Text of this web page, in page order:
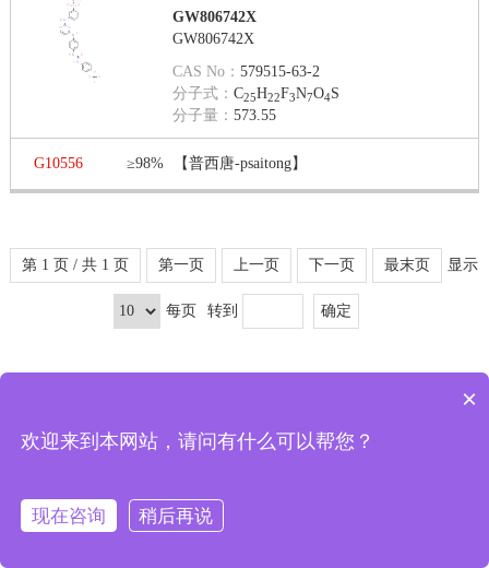
GW806742X
GW806742X
CAS No：579515-63-2
分子式：C25H22F3N7O4S
分子量：573.55
G10556 ≥98% 【普西唐-psaitong】
第 1 页 / 共 1 页 第一页 上一页 下一页 最末页 显示
每页 转到
×
欢迎来到本网站，请问有什么可以帮您？
现在咨询 稍后再说